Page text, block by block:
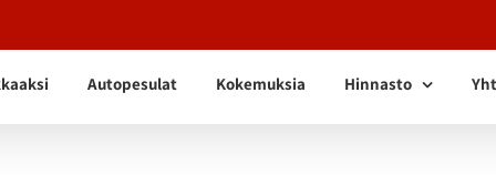
Autopesulat Kokemuksia Hinnasto